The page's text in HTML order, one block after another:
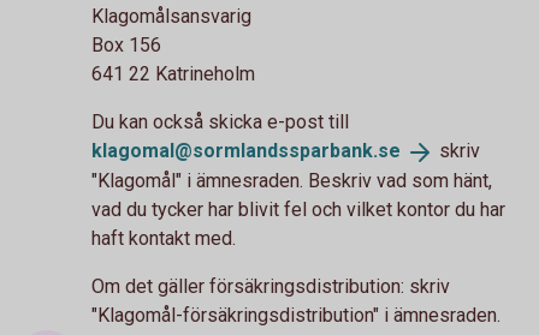
Klagomålsansvarig
Box 156
641 22 Katrineholm
Du kan också skicka e-post till
klagomal@sormlandssparbank.se
skriv
"Klagomål" i ämnesraden. Beskriv vad som hänt,
vad du tycker har blivit fel och vilket kontor du har
haft kontakt med.
Om det gäller försäkringsdistribution: skriv
"Klagomål-försäkringsdistribution" i ämnesraden.